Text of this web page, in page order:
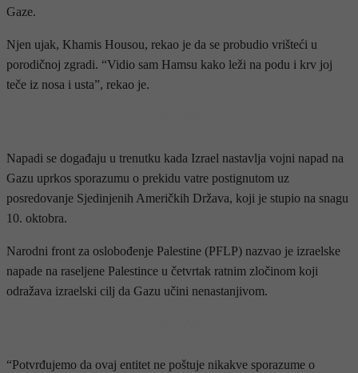
Gaze.
Njen ujak, Khamis Housou, rekao je da se probudio vrišteći u
porodičnoj zgradi. “Vidio sam Hamsu kako leži na podu i krv joj
teče iz nosa i usta”, rekao je.
Napadi se događaju u trenutku kada Izrael nastavlja vojni napad na
Gazu uprkos sporazumu o prekidu vatre postignutom uz
posredovanje Sjedinjenih Američkih Država, koji je stupio na snagu
10. oktobra.
Narodni front za oslobođenje Palestine (PFLP) nazvao je izraelske
napade na raseljene Palestince u četvrtak ratnim zločinom koji
odražava izraelski cilj da Gazu učini nenastanjivom.
“Potvrđujemo da ovaj entitet ne poštuje nikakve sporazume o